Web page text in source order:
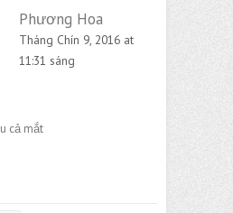
Phương Hoa
Tháng Chín 9, 2016 at
11:31 sáng
cả mắt